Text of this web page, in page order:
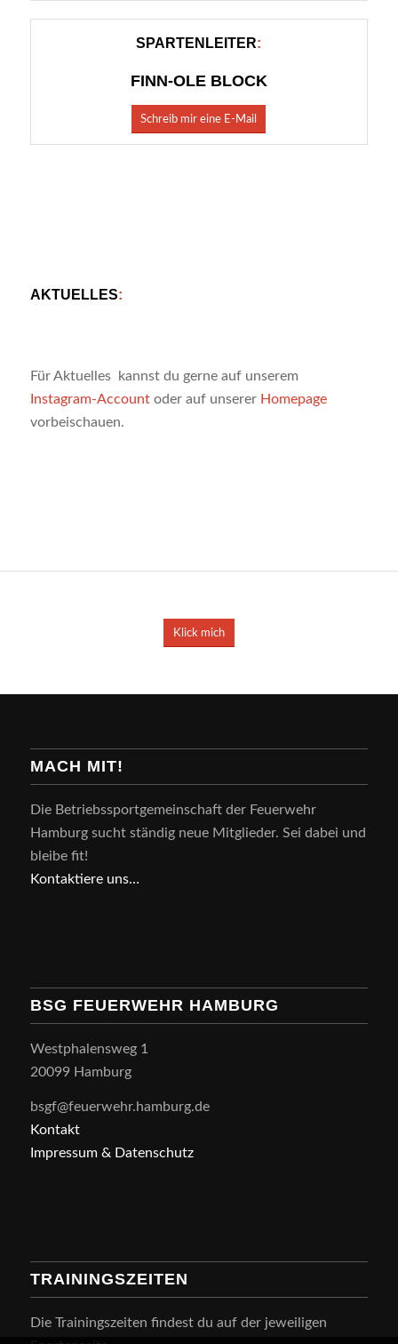
SPARTENLEITER:
FINN-OLE BLOCK
Schreib mir eine E-Mail
AKTUELLES:
Für Aktuelles kannst du gerne auf unserem
Instagram-Accountoder auf unserer Homepage
vorbeischauen.
Klick mich
MACH MIT!
Die Betriebssportgemeinschaft der Feuerwehr
Hamburg sucht ständig neue Mitglieder. Sei dabei und
bleibe fit!
Kontaktiere uns…
BSG FEUERWEHR HAMBURG
Westphalensweg 1
20099 Hamburg
bsgf@feuerwehr.hamburg.de
Kontakt
Impressum & Datenschutz
TRAININGSZEITEN
Die Trainingszeiten findest du auf der jeweiligen